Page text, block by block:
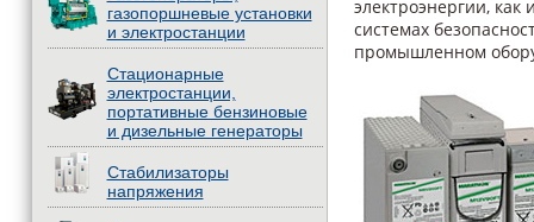
газопоршневые установки
и электростанции
Стационарные
электростанции,
портативные бензиновые
и дизельные генераторы
Стабилизаторы
напряжения
электроэнергии, как
системах
промышленном